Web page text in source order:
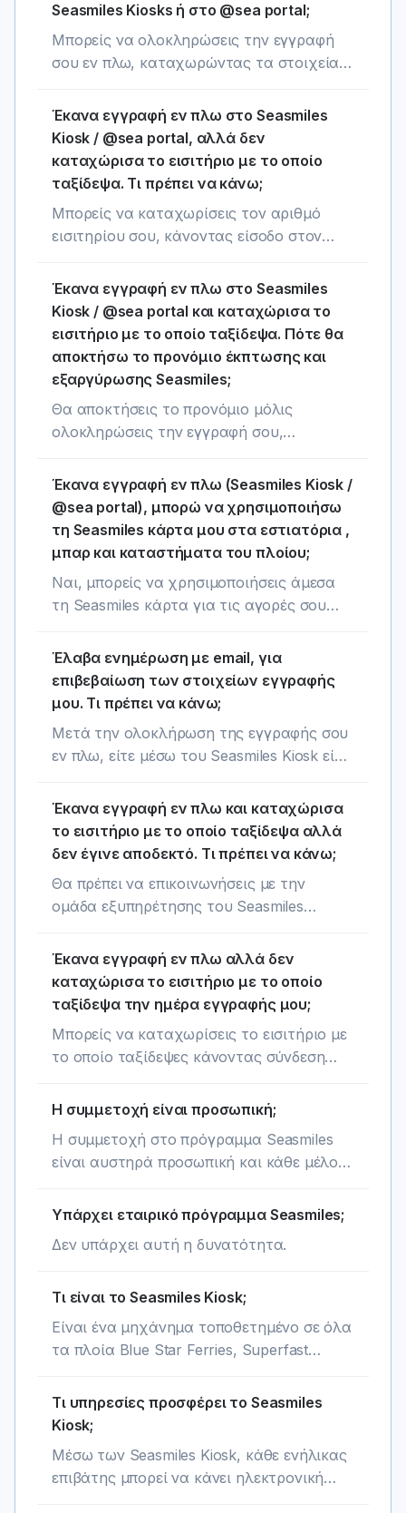
έχει ολοκληρωθεί (check‑in) και η
ημερομηνία ταξιδιού να είναι ίση ή
εγγραφής σου στο πρόγραμμα.
Seasmiles Kiosks ή στο @sea portal;
Μπορείς να ολοκληρώσεις την εγγραφή
σου εν πλω, καταχωρώντας τα στοιχεία
εισιτηρίου με το οποίο ταξιδεύεις, ώστε
να ξεκλειδώσεις όλα τα προνόμια του
προγράμματος Seasmiles. Η εγγραφή
ολοκληρώνεται ακολουθώντας τις
Έκανα εγγραφή εν πλω στο Seasmiles
Kiosk / @sea portal, αλλά δεν
καταχώρισα το εισιτήριο με το οποίο
ταξίδεψα. Τι πρέπει να κάνω;
Μπορείς να καταχωρίσεις τον αριθμό
εισιτηρίου σου, κάνοντας είσοδο στον
www.seasmiles.com.
Έκανα εγγραφή εν πλω στο Seasmiles
Kiosk / @sea portal και καταχώρισα το
εισιτήριο με το οποίο ταξίδεψα. Πότε θα
αποκτήσω το προνόμιο έκπτωσης και
εξαργύρωσης Seasmiles;
Θα αποκτήσεις το προνόμιο μόλις
ολοκληρώσεις την εγγραφή σου,
στο email σου, και αφού ολοκληρωθεί ο
έλεγχος του εισιτηρίου σου (εντός 24
ωρών από την καταχώρισή του). Μέχρι
τότε, μπορείς κανονικά να χρησιμοποιείς
και εκπτώσεις στο δίκτυο συνεργατών του
προγράμματος.
Έκανα εγγραφή εν πλω (Seasmiles Kiosk /
@sea portal), μπορώ να χρησιμοποιήσω
τη Seasmiles κάρτα μου στα εστιατόρια ,
μπαρ και καταστήματα του πλοίου;
Ναι, μπορείς να χρησιμοποιήσεις άμεσα
τη Seasmiles κάρτα για τις αγορές σου
seasmiles από την πρώτη κιόλας στιγμή.
Έλαβα ενημέρωση με email, για
επιβεβαίωση των στοιχείων εγγραφής
μου. Τι πρέπει να κάνω;
Μετά την ολοκλήρωση της εγγραφής σου
εν πλω, είτε μέσω του Seasmiles Kiosk είτε
επιβεβαιώσεις τα στοιχεία επικοινωνίας
σου, ακολουθώντας τις οδηγίες στο email
που έχεις λάβει.
Έκανα εγγραφή εν πλω και καταχώρισα
το εισιτήριο με το οποίο ταξίδεψα αλλά
δεν έγινε αποδεκτό. Τι πρέπει να κάνω;
Θα πρέπει να επικοινωνήσεις με την
ομάδα εξυπηρέτησης του Seasmiles
Έκανα εγγραφή εν πλω αλλά δεν
καταχώρισα το εισιτήριο με το οποίο
ταξίδεψα την ημέρα εγγραφής μου;
Μπορείς να καταχωρίσεις το εισιτήριο με
το οποίο ταξίδεψες κάνοντας σύνδεση
www.seasmiles.com
Η συμμετοχή είναι προσωπική;
Η συμμετοχή στο πρόγραμμα Seasmiles
είναι αυστηρά προσωπική και κάθε μέλος
Υπάρχει εταιρικό πρόγραμμα Seasmiles;
Δεν υπάρχει αυτή η δυνατότητα.
Τι είναι το Seasmiles Kiosk;
Είναι ένα μηχάνημα τοποθετημένο σε όλα
τα πλοία Blue Star Ferries, Superfast
μέσω του οποίου διατίθενται
αυτοματοποιημένες υπηρεσίες του
Τι υπηρεσίες προσφέρει το Seasmiles
Kiosk;
Μέσω των Seasmiles Kiosk, κάθε ενήλικας
επιβάτης μπορεί να κάνει ηλεκτρονική